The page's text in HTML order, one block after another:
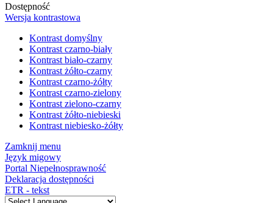
Dostępność
Wersja kontrastowa
Kontrast domyślny
Kontrast czarno-biały
Kontrast biało-czarny
Kontrast żółto-czarny
Kontrast czarno-żółty
Kontrast czarno-zielony
Kontrast zielono-czarny
Kontrast żółto-niebieski
Kontrast niebiesko-żółty
Zamknij menu
Język migowy
Portal Niepełnosprawność
Deklaracja dostępności
ETR - tekst